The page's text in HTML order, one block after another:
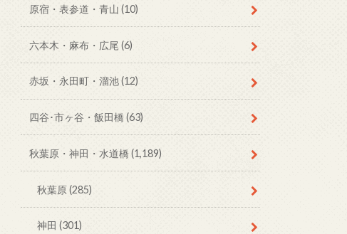
原宿・表参道・青山 (10)
六本木・麻布・広尾 (6)
赤坂・永田町・溜池(12)
四谷･市ヶ谷・飯田橋 (63)
秋葉原・神田・水道橋 (1,189)
秋葉原(285)
神田(301)